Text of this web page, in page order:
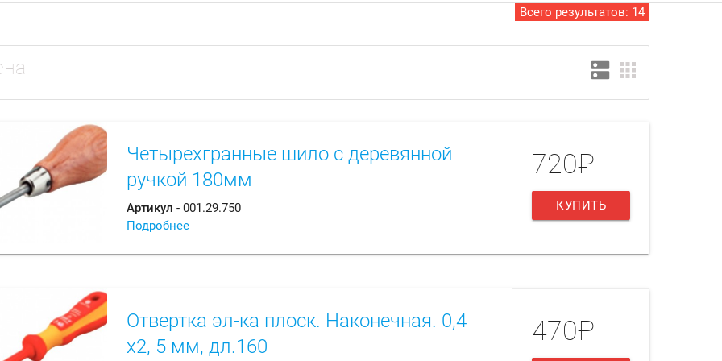
Всего результатов: 14
dns apps
Четырехгранные шило с деревянной
ручкой 180мм
Артикул - 001.29.750
Подробнее
720₽
КУПИТЬ
Отвертка эл-ка плоск. Наконечная. 0,4
х2, 5 мм, дл.160
470₽